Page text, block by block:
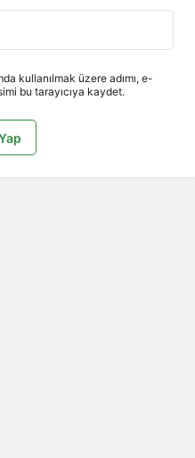
kullanılmak üzere adımı, e-
bu tarayıcıya kaydet.